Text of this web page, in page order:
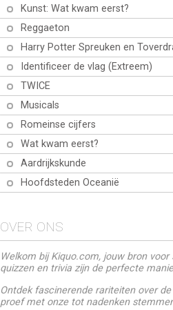
Kunst: Wat kwam eerst?
Reggaeton
Harry Potter Spreuken en
Identificeer de vlag (Extreem)
TWICE
Musicals
Romeinse cijfers
Wat kwam eerst?
Aardrijkskunde
Hoofdsteden Oceanië
OVER ONS
Welkom bij Kiquo.com, jouw bron
quizzen en trivia zijn de perfecte
Ontdek fascinerende rariteiten over
proef met onze tot nadenken